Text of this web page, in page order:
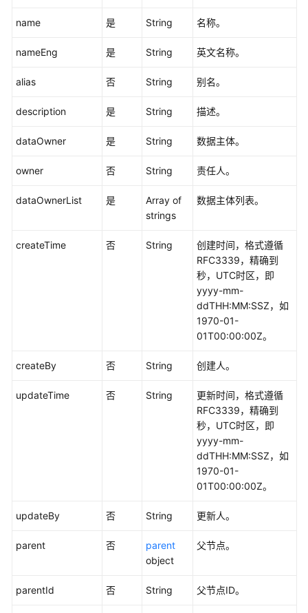
据
口
程
标
口
name 是 String 名称。
nameEng 是 String 英文名称。
alias 否 String 别名。
description 是 String 描述。
dataOwner 是 String 数据主体。
owner 否 String 责任人。
dataOwnerList 是
Array of
strings
数据主体列表。
createTime 否 String
创建时间，格式遵循
RFC3339，精确到
秒，UTC时区，即
yyyy-mm-
ddTHH:MM:SSZ，如
1970-01-
01T00:00:00Z。
createBy 否 String 创建人。
updateTime 否 String
更新时间，格式遵循
RFC3339，精确到
秒，UTC时区，即
yyyy-mm-
ddTHH:MM:SSZ，如
1970-01-
01T00:00:00Z。
updateBy 否 String 更新人。
parent 否
parent
object
父节点。
parentId 否 String 父节点ID。